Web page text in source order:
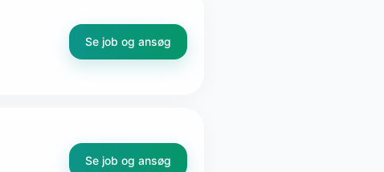
Se job og ansøg
Se job og ansøg